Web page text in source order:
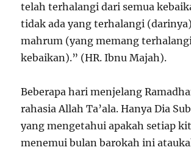
telah terhalangi dari semua
tidak ada yang terhalangi
mahrum (yang memang
kebaikan).” (HR. Ibnu Majah).
Beberapa hari menjelang
rahasia Allah Ta’ala. Hanya Dia
yang mengetahui apakah setiap
menemui bulan barokah ini